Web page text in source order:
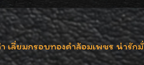
เลี่ยมกรอบทองคำล้อมเพชร น่ารักมั่